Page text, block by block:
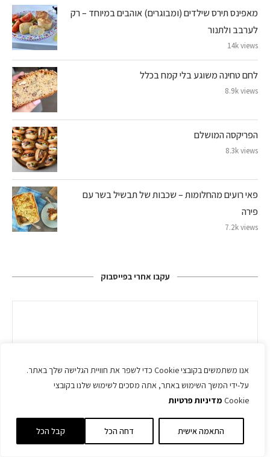
אנו משתמשים בקובצי Cookie כדי לשפר את חוויית הגלישה שלך באתר.
על-ידי המשך השימוש באתר, אתה מסכים לשימוש שלנו בקובצי
Cookie מדיניות פרטיות
התאמה אישית דחה הכל קבל הכל
מאפינס תירס שילדים (ומבוגרים) אוהבים במיוחד – רק
לערבב ולתנור
14k views
לחם טחינה משוגע בלי קמח בכלל
8.9k views
הפריקסה המושלם
8.3k views
פאי רועים מהחלומות – שכבות של תבשיל בשר עם
פירה
7.2k views
עקבו אחרי בפייסבוק